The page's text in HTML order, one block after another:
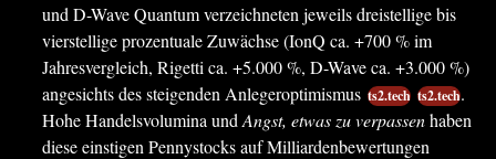
und D-Wave Quantum verzeichneten jeweils dreistellige bis
vierstellige prozentuale Zuwächse (IonQ ca. +700 % im
Jahresvergleich, Rigetti ca. +5.000 %, D-Wave ca. +3.000 %)
angesichts des steigenden Anlegeroptimismus ts2.tech ts2.tech.
Hohe Handelsvolumina und Angst, etwas zu verpassenhaben
diese einstigen Pennystocks auf Milliardenbewertungen